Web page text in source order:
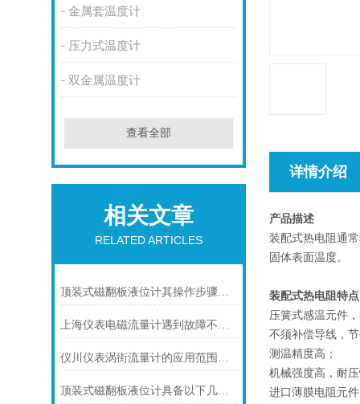
金属套温度计
压力式温度计
双金属温度计
查看全部
相关文章
RELATED ARTICLES
顶装式磁翻板液位计其操作步骤可分为四个阶段
上海仪表电磁流量计遇到故障不要慌！先看下文
仪川仪表涡街流量计的应用范围主要包括以下几个方面
顶装式磁翻板液位计具备以下几大主要特点
详情介绍
产品描述
装配式热电阻通
固体表面温度。
装配式热电阻特点
压簧式感温元件
不须补偿导线，
测温精度高；
机械强度高，耐
进口薄膜电阻元